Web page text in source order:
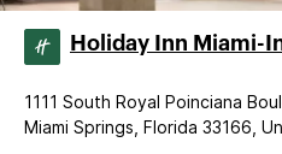
Holiday Inn Miami-
1111 South Royal Poinciana
Miami Springs, Florida 33166,